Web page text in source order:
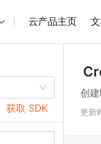
云产品主页
获取 SDK
创
更新